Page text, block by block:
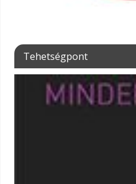
Tehetségpont